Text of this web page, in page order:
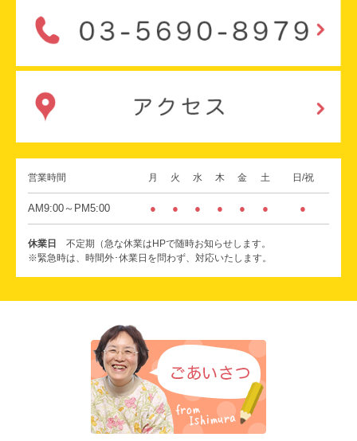
営業時間 月 火 水 木 金 土 日/祝
AM9:00～PM5:00 ● ● ● ● ● ● ●
休業日
不定期（急な休業はHPで随時お知らせします。
※緊急時は、時間外･休業日を問わず、対応いたします。